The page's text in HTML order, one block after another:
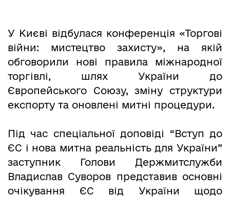
У Києві відбулася конференція «Торгові
війни: мистецтво захисту», на якій
обговорили нові правила міжнародної
торгівлі, шлях України до
Європейського Союзу, зміну структури
експорту та оновлені митні процедури.
Під час спеціальної доповіді “Вступ до
ЄС і нова митна реальність для України”
заступник Голови Держмитслужби
Владислав Суворов представив основні
очікування ЄС від України щодо